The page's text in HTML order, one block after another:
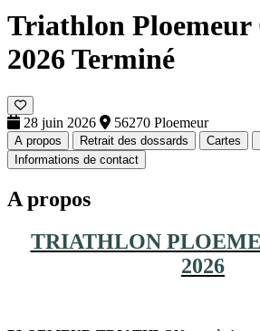
Triathlon Ploemeur
2026 Terminé
28 juin 2026 56270 Ploemeur
A propos Retrait des dossards Cartes
Informations de contact
A propos
TRIATHLON
2026